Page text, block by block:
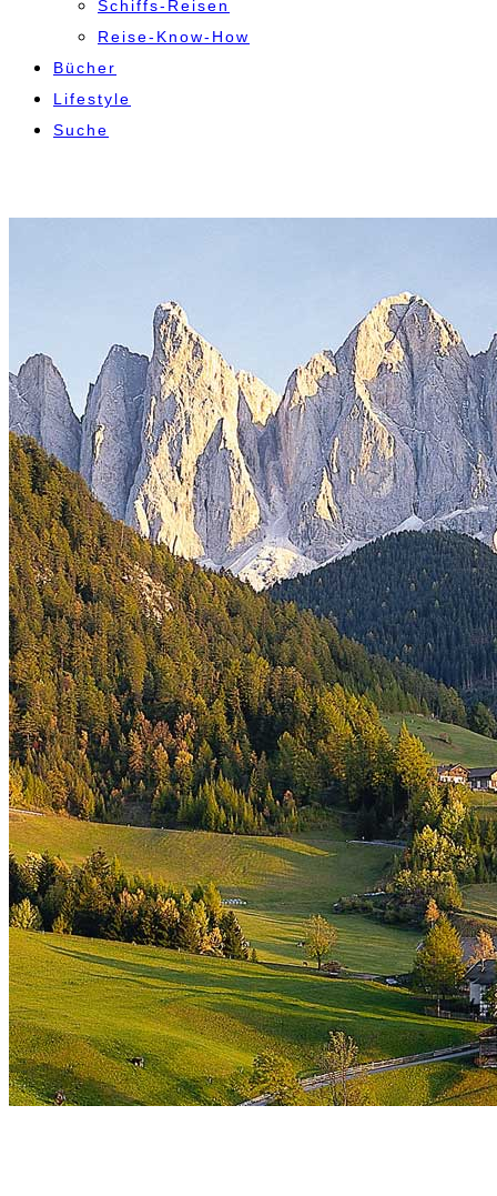
Schiffs-Reisen
Reise-Know-How
Bücher
Lifestyle
Suche